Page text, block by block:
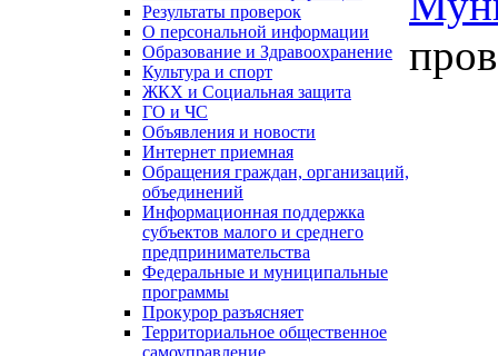
Результаты проверок
О персональной информации
Образование и Здравоохранение
Культура и спорт
ЖКХ и Социальная защита
ГО и ЧС
Объявления и новости
Интернет приемная
Обращения граждан, организаций,
объединений
Информационная поддержка
субъектов малого и среднего
предпринимательства
Федеральные и муниципальные
программы
Прокурор разъясняет
Территориальное общественное